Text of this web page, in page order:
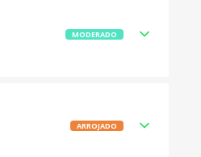
MODERADO
ARROJADO